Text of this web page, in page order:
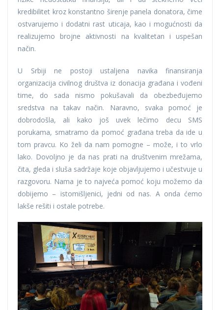
kredibilitet kroz konstantno širenje panela donatora, čime
ostvarujemo i dodatni rast uticaja, kao i mogućnosti da
realizujemo brojne aktivnosti na kvalitetan i uspešan
način.
U Srbiji ne postoji ustaljena navika finansiranja
organizacija civilnog društva iz donacija građana i vođeni
time, do sada nismo pokušavali da obezbeđujemo
sredstva na takav način. Naravno, svaka pomoć je
dobrodošla, ali kako još uvek lečimo decu SMS
porukama, smatramo da pomoć građana treba da ide u
tom pravcu. Ko želi da nam pomogne – može, i to vrlo
lako. Dovoljno je da nas prati na društvenim mrežama,
čita, gleda i sluša sadržaje koje objavljujemo i učestvuje u
razgovoru. Nama je to najveća pomoć koju možemo da
dobijemo – istomišljenici, jedni od nas. A onda ćemo
lakše rešiti i ostale potrebe.